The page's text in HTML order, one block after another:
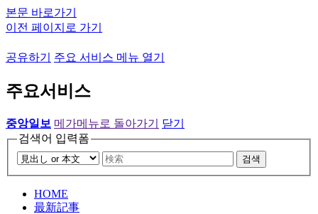
본문 바로가기
이전 페이지로 가기
공유하기 주요 서비스 메뉴 열기
주요서비스
중앙일보 메가메뉴로 돌아가기
닫기
검색어 입력폼
검색
HOME
最新記事